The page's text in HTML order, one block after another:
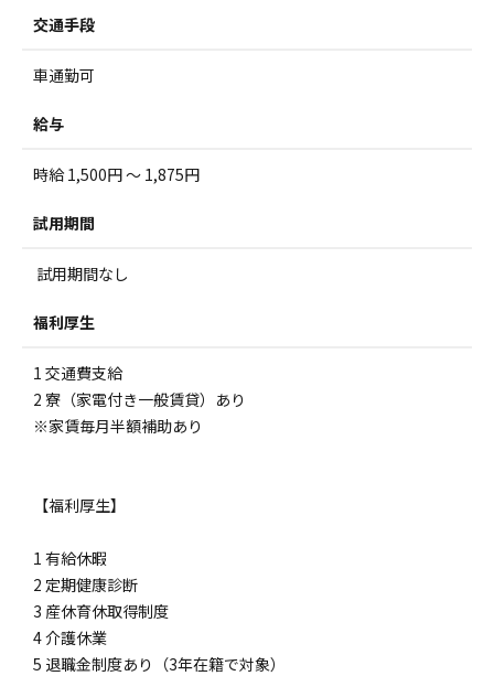
交通手段
車通勤可
給与
時給 1,500円 ～ 1,875円
試用期間
試用期間なし
福利厚生
1 交通費支給
2 寮（家電付き一般賃貸）あり
※家賃毎月半額補助あり
【福利厚生】
1 有給休暇
2 定期健康診断
3 産休育休取得制度
4 介護休業
5 退職金制度あり（3年在籍で対象）